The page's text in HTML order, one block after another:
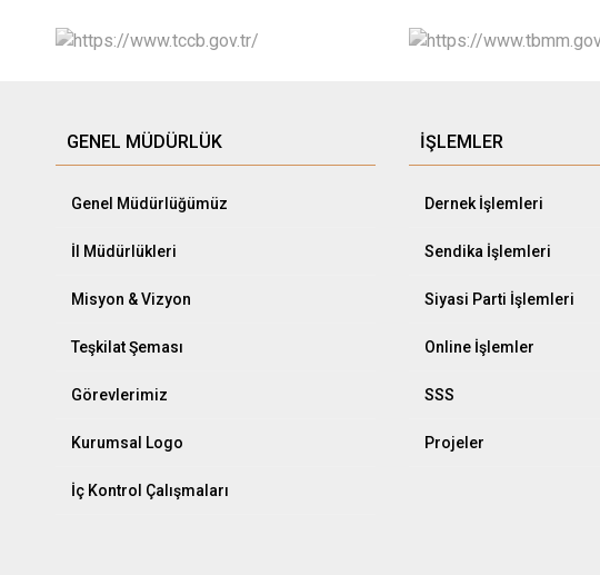
GENEL MÜDÜRLÜK
Genel Müdürlüğümüz
İl Müdürlükleri
Misyon & Vizyon
Teşkilat Şeması
Görevlerimiz
Kurumsal Logo
İç Kontrol Çalışmaları
İŞLEMLER
Dernek İşlemleri
Sendika İşlemleri
Siyasi Parti İşlemleri
Online İşlemler
SSS
Projeler